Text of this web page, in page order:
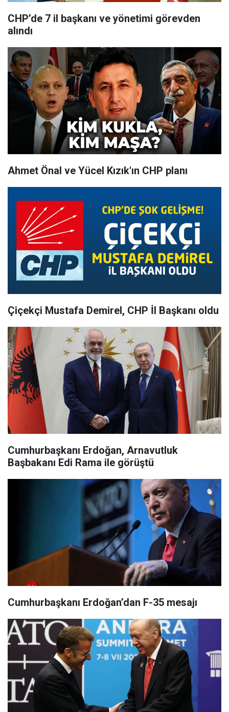
CHP’de 7 il başkanı ve yönetimi görevden
alındı
Ahmet Önal ve Yücel Kızık'ın CHP planı
Çiçekçi Mustafa Demirel, CHP İl Başkanı oldu
Cumhurbaşkanı Erdoğan, Arnavutluk
Başbakanı Edi Rama ile görüştü
Cumhurbaşkanı Erdoğan’dan F-35 mesajı